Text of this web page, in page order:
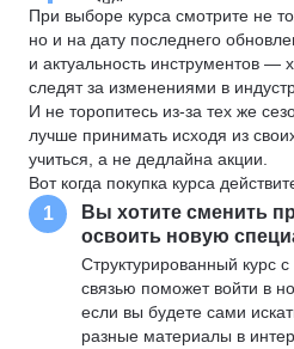
При выборе курса смотрите не
но и на дату последнего
и актуальность инструментов
следят за изменениями в
И не торопитесь из-за тех же
лучше принимать исходя из
учиться, а не дедлайна акции.
Вот когда покупка курса
1
Вы хотите сменить
освоить новую
Структурированный курс
связью поможет войти в
если вы будете сами
разные материалы в